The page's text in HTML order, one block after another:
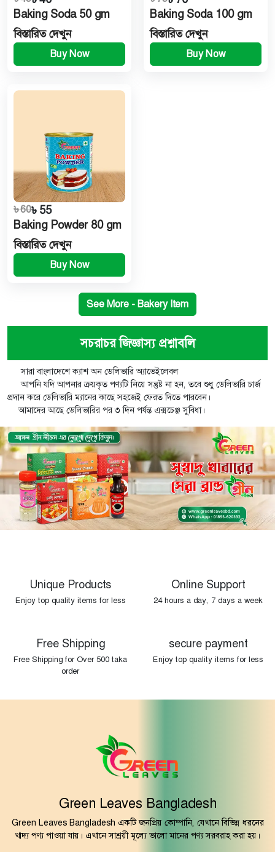
Baking Soda 50 gm
বিস্তারিত দেখুন
Buy Now
Baking Soda 100 gm
বিস্তারিত দেখুন
Buy Now
৳ 60৳ 55
Baking Powder 80 gm
বিস্তারিত দেখুন
Buy Now
See More - Bakery Item
সচরাচর জিজ্ঞাস্য প্রশ্নাবলি
সারা বাংলাদেশে ক্যাশ অন ডেলিভারি অ্যাভেইলেবল
আপনি যদি আপনার ক্রয়কৃত পণ্যটি নিয়ে সন্তুষ্ট না হন, তবে শুধু ডেলিভারি চার্জ
প্রদান করে ডেলিভারি ম্যানের কাছে সহজেই ফেরত দিতে পারবেন।
আমাদের আছে ডেলিভারির পর ৩ দিন পর্যন্ত এক্সচেঞ্জ সুবিধা।
Unique Products
Enjoy top quality items for less
Online Support
24 hours a day, 7 days a week
Free Shipping
Free Shipping for Over 500 taka
order
secure payment
Enjoy top quality items for less
Green Leaves Bangladesh
Green Leaves Bangladesh একটি জনপ্রিয় কোম্পানি, যেখানে বিভিন্ন ধরনের
খাদ্য পণ্য পাওয়া যায়। এখানে সাশ্রয়ী মূল্যে ভালো মানের পণ্য সরবরাহ করা হয়।